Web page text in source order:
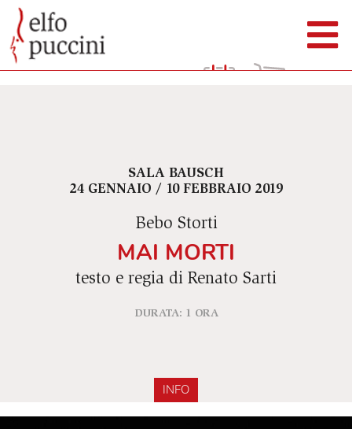
SALA BAUSCH
24 GENNAIO / 10 FEBBRAIO 2019
Bebo Storti
MAI MORTI
testo e regia di Renato Sarti
DURATA: 1 ORA
INFO